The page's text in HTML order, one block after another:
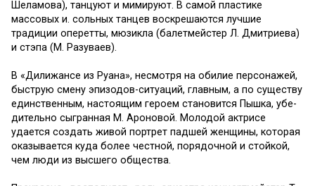
Шеламова), танцуют и мимируют. В самой пластике
массовых и. сольных танцев воскрешаются лучшие
традиции оперетты, мюзикла (балетмейстер Л. Дмитриева)
и стэпа (М. Разуваев).
В «Дилижансе из Руана», не­смотря на обилие персонажей,
быструю смену эпизодов-ситу­аций, главным, а по существу
единственным, настоящим ге­роем становится Пышка, убе­
дительно сыгранная М. Ароновой. Молодой актрисе
удается создать живой портрет падшей женщины, которая
оказывается куда более честной, порядочной и стойкой,
чем люди из высшего общества.